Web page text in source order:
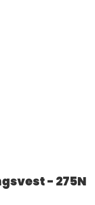
- 275N